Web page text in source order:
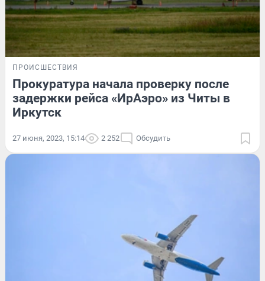
ПРОИСШЕСТВИЯ
Прокуратура начала проверку после
задержки рейса «ИрАэро» из Читы в
Иркутск
27 июня, 2023, 15:14 2 252 Обсудить